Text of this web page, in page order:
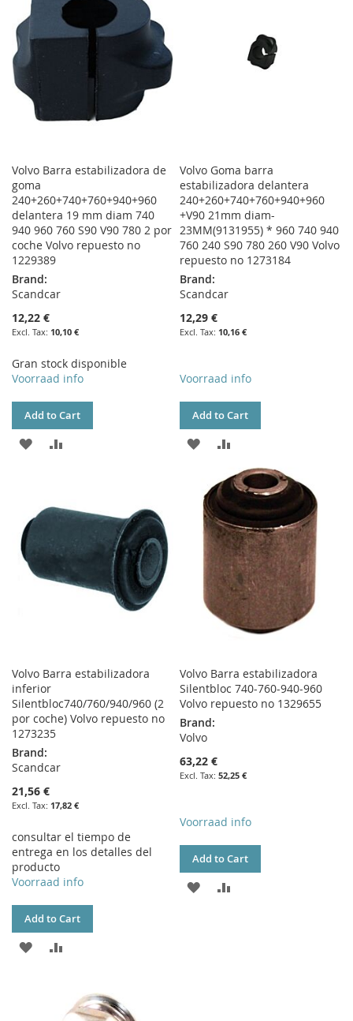
Volvo Barra estabilizadora de
goma
240+260+740+760+940+960
delantera 19 mm diam 740
940 960 760 S90 V90 780 2 por
coche Volvo repuesto no
1229389
Brand:
Scandcar
12,22 €
10,10 €
Gran stock disponible
Voorraad info
Add to Cart
ADD
LIST
Volvo Goma barra
estabilizadora delantera
240+260+740+760+940+960
+V90 21mm diam-
23MM(9131955) * 960 740 940
760 240 S90 780 260 V90 Volvo
repuesto no 1273184
Brand:
Scandcar
12,29 €
10,16 €
Voorraad info
Add to Cart
ADD
WISH
LIST
TO
COMPARE
Volvo Barra estabilizadora
inferior
Silentbloc740/760/940/960 (2
por coche) Volvo repuesto no
1273235
Brand:
Scandcar
21,56 €
17,82 €
consultar el tiempo de
entrega en los detalles del
producto
Voorraad info
Add to Cart
ADD
COMPARE
Volvo Barra estabilizadora
Silentbloc 740-760-940-960
Volvo repuesto no 1329655
Brand:
Volvo
63,22 €
52,25 €
Voorraad info
Add to Cart
ADD